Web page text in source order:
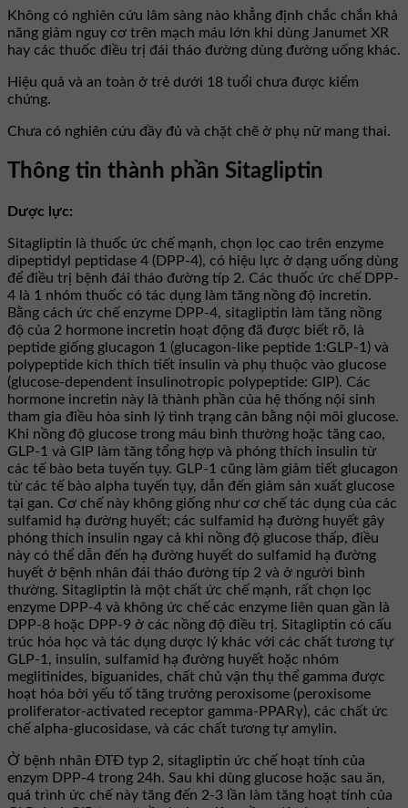
Không có nghiên cứu lâm sàng nào khẳng định chắc chắn khả
năng giảm nguy cơ trên mạch máu lớn khi dùng Janumet XR
hay các thuốc điều trị đái tháo đường dùng đường uống khác.
Hiệu quả và an toàn ở trẻ dưới 18 tuổi chưa được kiểm
chứng.
Chưa có nghiên cứu đầy đủ và chặt chẽ ở phụ nữ mang thai.
Thông tin thành phần Sitagliptin
Dược lực:
Sitagliptin là thuốc ức chế mạnh, chọn lọc cao trên enzyme
dipeptidyl peptidase 4 (DPP-4), có hiệu lực ở dạng uống dùng
để điều trị bệnh đái tháo đường típ 2. Các thuốc ức chế DPP-
4 là 1 nhóm thuốc có tác dụng làm tăng nồng độ incretin.
Bằng cách ức chế enzyme DPP-4, sitagliptin làm tăng nồng
độ của 2 hormone incretin hoạt động đã được biết rõ, là
peptide giống glucagon 1 (glucagon-like peptide 1:GLP-1) và
polypeptide kích thích tiết insulin và phụ thuộc vào glucose
(glucose-dependent insulinotropic polypeptide: GIP). Các
hormone incretin này là thành phần của hệ thống nội sinh
tham gia điều hòa sinh lý tình trạng cân bằng nội môi glucose.
Khi nồng độ glucose trong máu bình thường hoặc tăng cao,
GLP-1 và GIP làm tăng tổng hợp và phóng thích insulin từ
các tế bào beta tuyến tụy. GLP-1 cũng làm giảm tiết glucagon
từ các tế bào alpha tuyến tụy, dẫn đến giảm sản xuất glucose
tại gan. Cơ chế này không giống như cơ chế tác dụng của các
sulfamid hạ đường huyết; các sulfamid hạ đường huyết gây
phóng thích insulin ngay cả khi nồng độ glucose thấp, điều
này có thể dẫn đến hạ đường huyết do sulfamid hạ đường
huyết ở bệnh nhân đái tháo đường típ 2 và ở người bình
thường. Sitagliptin là một chất ức chế mạnh, rất chọn lọc
enzyme DPP-4 và không ức chế các enzyme liên quan gần là
DPP-8 hoặc DPP-9 ở các nồng độ điều trị. Sitagliptin có cấu
trúc hóa học và tác dụng dược lý khác với các chất tương tự
GLP-1, insulin, sulfamid hạ đường huyết hoặc nhóm
meglitinides, biguanides, chất chủ vận thụ thể gamma được
hoạt hóa bởi yếu tố tăng trưởng peroxisome (peroxisome
proliferator-activated receptor gamma-PPARγ), các chất ức
chế alpha-glucosidase, và các chất tương tự amylin.
Ở bệnh nhân ĐTĐ typ 2, sitagliptin ức chế hoạt tính của
enzym DPP-4 trong 24h. Sau khi dùng glucose hoặc sau ăn,
quá trình ức chế này tăng đến 2-3 lần làm tăng hoạt tính của